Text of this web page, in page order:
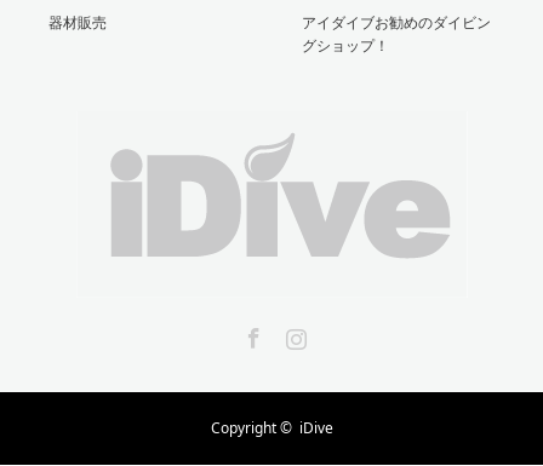
器材販売
アイダイブお勧めのダイビン
グショップ！
Copyright © iDive